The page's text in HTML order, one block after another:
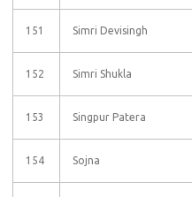
151 Simri Devisingh
152 Simri Shukla
153 Singpur Patera
154 Sojna